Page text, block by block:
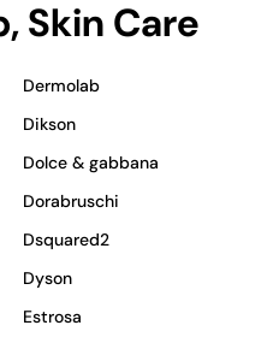
Skin Care
Dermolab
Dikson
Dolce & gabbana
Dorabruschi
Dsquared2
Dyson
Estrosa